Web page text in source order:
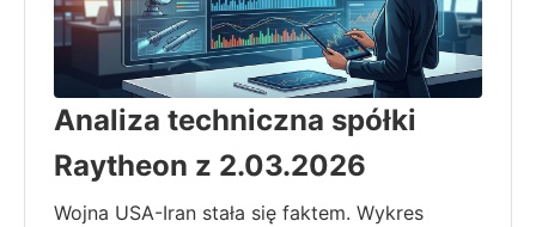
Analiza techniczna spółki
Raytheon z 2.03.2026
Wojna USA-Iran stała się faktem. Wykres